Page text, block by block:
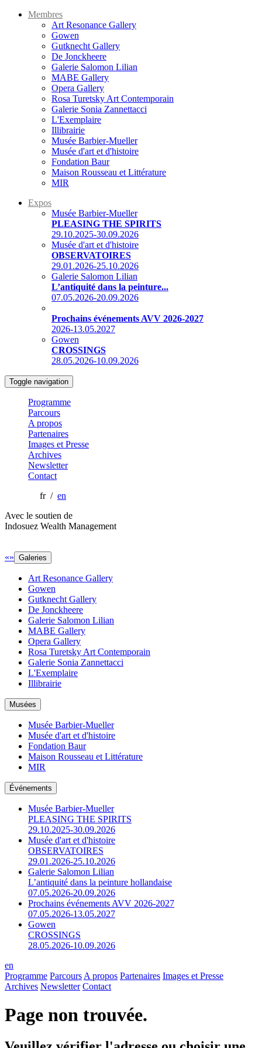
Membres
Art Resonance Gallery
Gowen
Gutknecht Gallery
De Jonckheere
Galerie Salomon Lilian
MABE Gallery
Opera Gallery
Rosa Turetsky Art Contemporain
Galerie Sonia Zannettacci
L'Exemplaire
Illibrairie
Musée Barbier-Mueller
Musée d'art et d'histoire
Fondation Baur
Maison Rousseau et Littérature
MIR
Expos
Musée Barbier-Mueller
PLEASING THE SPIRITS
29.10.2025-30.09.2026
Musée d'art et d'histoire
OBSERVATOIRES
29.01.2026-25.10.2026
Galerie Salomon Lilian
L’antiquité dans la peinture...
07.05.2026-20.09.2026
Prochains événements AVV 2026-2027
2026-13.05.2027
Gowen
CROSSINGS
28.05.2026-10.09.2026
Toggle navigation
Programme
Parcours
A propos
Partenaires
Images et Presse
Archives
Newsletter
Contact
fr / en
Avec le soutien de
Indosuez Wealth Management
«» Galeries
Art Resonance Gallery
Gowen
Gutknecht Gallery
De Jonckheere
Galerie Salomon Lilian
MABE Gallery
Opera Gallery
Rosa Turetsky Art Contemporain
Galerie Sonia Zannettacci
L'Exemplaire
Illibrairie
Musées
Musée Barbier-Mueller
Musée d'art et d'histoire
Fondation Baur
Maison Rousseau et Littérature
MIR
Événements
Musée Barbier-Mueller
PLEASING THE SPIRITS
29.10.2025-30.09.2026
Musée d'art et d'histoire
OBSERVATOIRES
29.01.2026-25.10.2026
Galerie Salomon Lilian
L’antiquité dans la peinture hollandaise
07.05.2026-20.09.2026
Prochains événements AVV 2026-2027
07.05.2026-13.05.2027
Gowen
CROSSINGS
28.05.2026-10.09.2026
en
Programme Parcours A propos Partenaires Images et Presse
Archives Newsletter Contact
Page non trouvée.